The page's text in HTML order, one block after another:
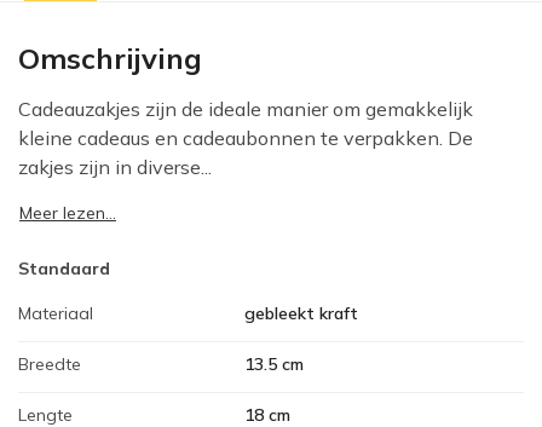
Omschrijving
Cadeauzakjes zijn de ideale manier om gemakkelijk
kleine cadeaus en cadeaubonnen te verpakken. De
zakjes zijn in diverse...
Meer lezen...
Standaard
Materiaal gebleekt kraft
Breedte 13.5 cm
Lengte 18 cm